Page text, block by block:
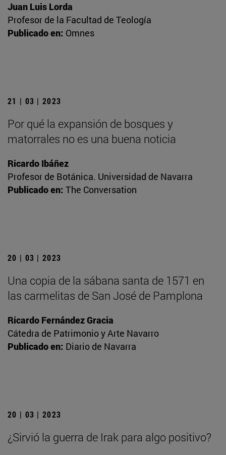
Juan Luis Lorda
Profesor de la Facultad de Teología
Publicado en: Omnes
21 | 03 | 2023
Por qué la expansión de bosques y
matorrales no es una buena noticia
Ricardo Ibáñez
Profesor de Botánica. Universidad de Navarra
Publicado en: The Conversation
20 | 03 | 2023
Una copia de la sábana santa de 1571 en
las carmelitas de San José de Pamplona
Ricardo Fernández Gracia
Cátedra de Patrimonio y Arte Navarro
Publicado en: Diario de Navarra
20 | 03 | 2023
¿Sirvió la guerra de Irak para algo positivo?